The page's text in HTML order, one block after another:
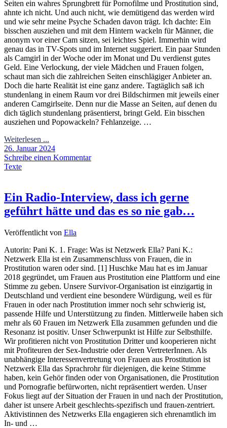
Seiten ein wahres Sprungbrett für Pornofilme und Prostitution sind,
ahnte ich nicht. Und auch nicht, wie demütigend das werden wird
und wie sehr meine Psyche Schaden davon trägt. Ich dachte: Ein
bisschen ausziehen und mit dem Hintern wackeln für Männer, die
anonym vor einer Cam sitzen, sei leichtes Spiel. Immerhin wird
genau das in TV-Spots und im Internet suggeriert. Ein paar Stunden
als Camgirl in der Woche oder im Monat und Du verdienst gutes
Geld. Eine Verlockung, der viele Mädchen und Frauen folgen,
schaut man sich die zahlreichen Seiten einschlägiger Anbieter an.
Doch die harte Realität ist eine ganz andere. Tagtäglich saß ich
stundenlang in einem Raum vor drei Bildschirmen mit jeweils einer
anderen Camgirlseite. Denn nur die Masse an Seiten, auf denen du
dich täglich stundenlang präsentierst, bringt Geld. Ein bisschen
ausziehen und Popowackeln? Fehlanzeige. …
Weiterlesen ...
26. Januar 2024
Schreibe einen Kommentar
Texte
Ein Radio-Interview, dass ich gerne
geführt hätte und das es so nie gab…
Veröffentlicht von Ella
Autorin: Pani K. 1. Frage: Was ist Netzwerk Ella? Pani K.:
Netzwerk Ella ist ein Zusammenschluss von Frauen, die in
Prostitution waren oder sind. [1] Huschke Mau hat es im Januar
2018 gegründet, um Frauen aus Prostitution eine Plattform und eine
Stimme zu geben. Unsere Survivor-Organisation ist einzigartig in
Deutschland und verdient eine besondere Würdigung, weil es für
Frauen in oder nach Prostitution immer noch sehr schwierig ist,
passende Hilfe und Unterstützung zu finden. Mittlerweile haben sich
mehr als 60 Frauen im Netzwerk Ella zusammen gefunden und die
Resonanz ist positiv. Unser Schwerpunkt ist Hilfe zur Selbsthilfe.
Wir profitieren nicht von Prostitution Dritter und kooperieren nicht
mit Profiteuren der Sex-Industrie oder deren VertreterInnen. Als
unabhängige Interessenvertretung von Frauen aus Prostitution ist
Netzwerk Ella das Sprachrohr für diejenigen, die keine Stimme
haben, kein Gehör finden oder von Organisationen, die Prostitution
und Pornografie befürworten, nicht repräsentiert werden. Unser
Fokus liegt auf der Situation der Frauen in und nach der Prostitution,
daher ist unsere Arbeit geschlechts-spezifisch und frauen-zentriert.
Aktivistinnen des Netzwerks Ella engagieren sich ehrenamtlich im
In- und …